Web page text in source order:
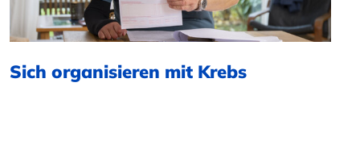
Sich organisieren mit Krebs